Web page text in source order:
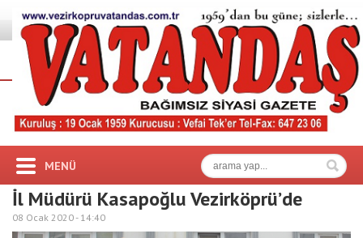
MENÜ
İl Müdürü Kasapoğlu Vezirköprü’de
08 Ocak 2020 - 14:40